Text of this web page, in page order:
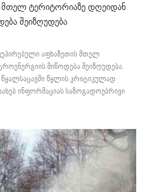
მთელ ტერიტორიაზე დღეიდან
შეიზღუდება
აფხაზეთის მთელ
მიწოდება შეიზღუდება.
წყალსაცავში წყლის კრიტიკულად
ინფორმაციას საზოგადოებრივი